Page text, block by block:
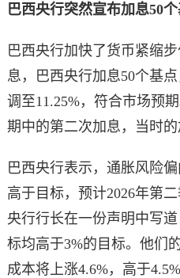
巴西央行突然宣布加息50个
巴西央行加快了货币紧缩
息，巴西央行加息50个基
调至11.25%，符合市场预
期中的第二次加息，当时的
巴西央行表示，通胀风险
高于目标，预计2026年第
央行行长在一份声明中写
标均高于3%的目标。他们
成本将上涨4.6%，高于